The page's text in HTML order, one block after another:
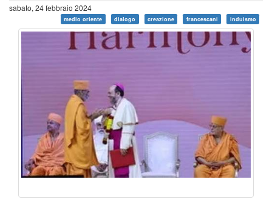
sabato, 24 febbraio 2024
medio oriente dialogo creazione francescani induismo